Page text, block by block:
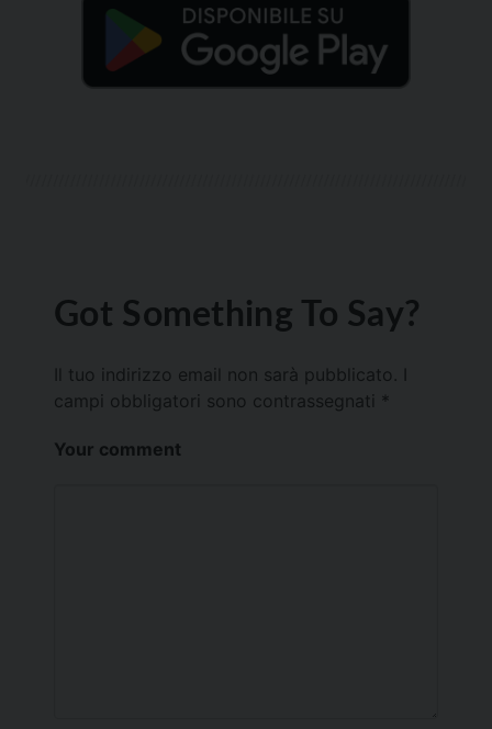
Got Something To Say?
Il tuo indirizzo email non sarà pubblicato.
campi obbligatori sono contrassegnati *
Your comment